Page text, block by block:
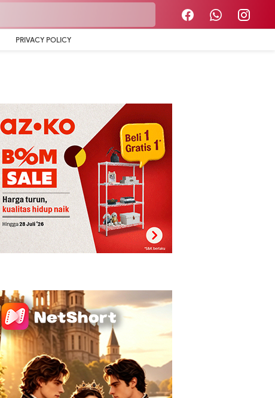
PRIVACY POLICY